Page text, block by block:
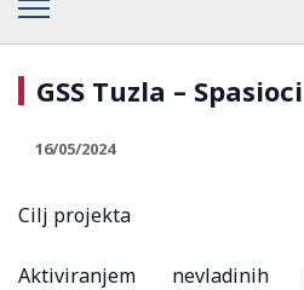
GSS Tuzla –
16/05/2024
Cilj projekta
Aktiviranjem nevladinih